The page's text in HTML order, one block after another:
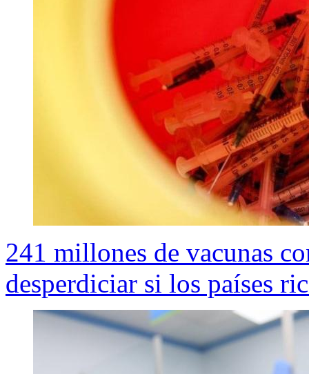
241 millones de vacunas
desperdiciar si los países